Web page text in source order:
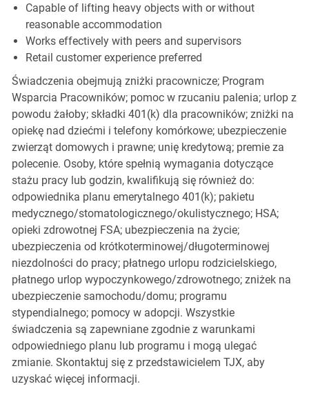
Capable of lifting heavy objects with or without
reasonable accommodation
Works effectively with peers and supervisors
Retail customer experience preferred
Świadczenia obejmują zniżki pracownicze; Program
Wsparcia Pracowników; pomoc w rzucaniu palenia; urlop z
powodu żałoby; składki 401(k) dla pracowników; zniżki na
opiekę nad dziećmi i telefony komórkowe; ubezpieczenie
zwierząt domowych i prawne; unię kredytową; premie za
polecenie. Osoby, które spełnią wymagania dotyczące
stażu pracy lub godzin, kwalifikują się również do:
odpowiednika planu emerytalnego 401(k); pakietu
medycznego/stomatologicznego/okulistycznego; HSA;
opieki zdrowotnej FSA; ubezpieczenia na życie;
ubezpieczenia od krótkoterminowej/długoterminowej
niezdolności do pracy; płatnego urlopu rodzicielskiego,
płatnego urlop wypoczynkowego/zdrowotnego; zniżek na
ubezpieczenie samochodu/domu; programu
stypendialnego; pomocy w adopcji. Wszystkie
świadczenia są zapewniane zgodnie z warunkami
odpowiedniego planu lub programu i mogą ulegać
zmianie. Skontaktuj się z przedstawicielem TJX, aby
uzyskać więcej informacji.